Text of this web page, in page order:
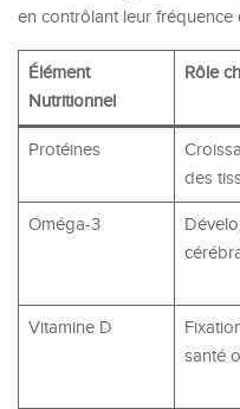
en contrôlant leur fréquence
Élément
Nutritionnel
Rôle
Protéines
des
Oméga-3
Vitamine D
santé